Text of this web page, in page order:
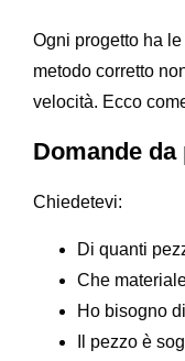
Ogni progetto ha
metodo corretto
velocità. Ecco
Domande
Chiedetevi:
Di quanti
Che
Ho bisogno
Il pezzo è